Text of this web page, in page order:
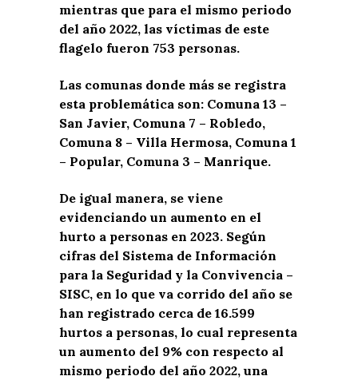
mientras que para el mismo periodo
del año 2022, las víctimas de este
flagelo fueron 753 personas.
Las comunas donde más se registra
esta problemática son: Comuna 13 –
San Javier, Comuna 7 – Robledo,
Comuna 8 – Villa Hermosa, Comuna 1
– Popular, Comuna 3 – Manrique.
De igual manera, se viene
evidenciando un aumento en el
hurto a personas en 2023. Según
cifras del Sistema de Información
para la Seguridad y la Convivencia –
SISC, en lo que va corrido del año se
han registrado cerca de 16.599
hurtos a personas, lo cual representa
un aumento del 9% con respecto al
mismo periodo del año 2022, una